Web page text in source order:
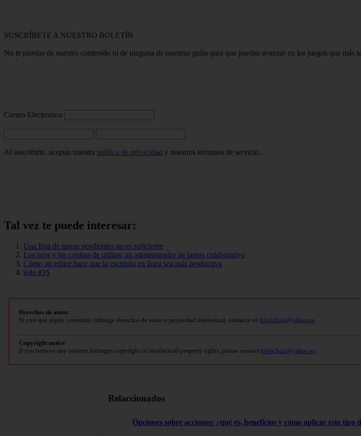
SUSCRÍBETE A NUESTRO BOLETÍN
No te pierdas de nuestro contenido ni de ninguna de nuestras guías para que puedas avanzar en los juegos que más
Correo Electronico
Al suscribirte, aceptas nuestra política de privacidad y nuestros términos de servicio.
Tal vez te puede interesar:
Una lista de tareas pendientes no es suficiente
Los pros y los contras de utilizar un administrador de tareas colaborativo
Cómo un editor hace que la escritura en línea sea más productiva
solo iOS
Derechos de autor
Si cree que algún contenido infringe derechos de autor o propiedad intelectual, contacte en bitelchux@yahoo.es
Copyright notice
If you believe any content infringes copyright or intellectual property rights, please contact bitelchux@yahoo.es
Relaccionados
Opciones sobre acciones: ¿qué es, beneficios y cómo aplicar este tipo